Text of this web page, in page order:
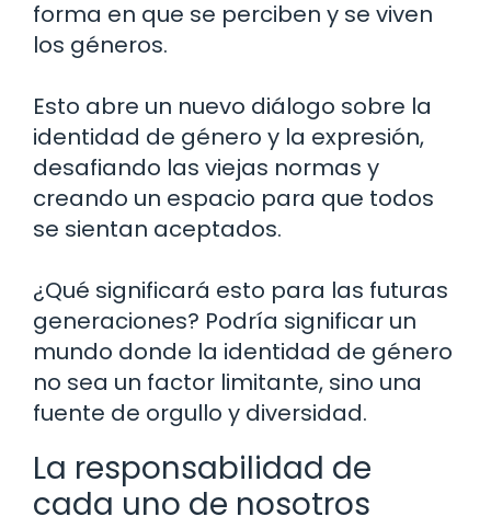
forma en que se perciben y se viven
los géneros.
Esto abre un nuevo diálogo sobre la
identidad de género y la expresión,
desafiando las viejas normas y
creando un espacio para que todos
se sientan aceptados.
¿Qué significará esto para las futuras
generaciones? Podría significar un
mundo donde la identidad de género
no sea un factor limitante, sino una
fuente de orgullo y diversidad.
La responsabilidad de
cada uno de nosotros